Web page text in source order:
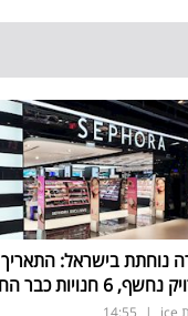
נוחתת בישראל: התאריך
6 חנויות כבר החודש